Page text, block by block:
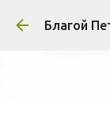
Благой